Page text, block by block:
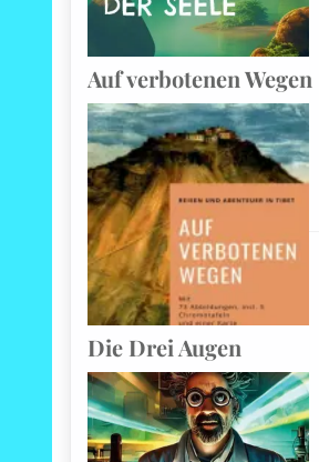
Auf verbotenen Wegen
Die Drei Augen